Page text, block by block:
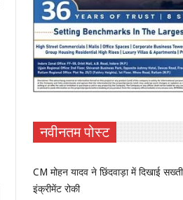
नवीनतम पोस्ट
CM मोहन यादव ने छिंदवाड़ा में दिखाई
इंक्रीमेंट रोकी